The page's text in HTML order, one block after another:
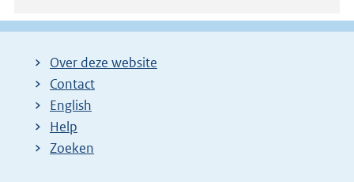
Over deze website
Contact
English
Help
Zoeken